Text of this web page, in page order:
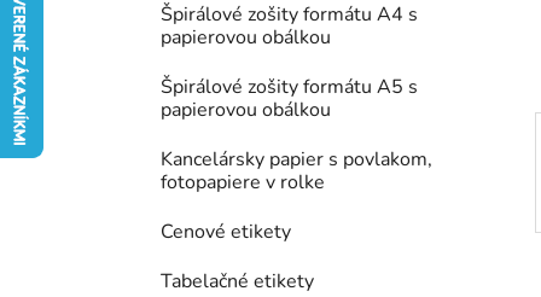
Špirálové zošity formátu A4 s
papierovou obálkou
Špirálové zošity formátu A5 s
papierovou obálkou
Kancelársky papier s povlakom,
fotopapiere v rolke
Cenové etikety
Tabelačné etikety